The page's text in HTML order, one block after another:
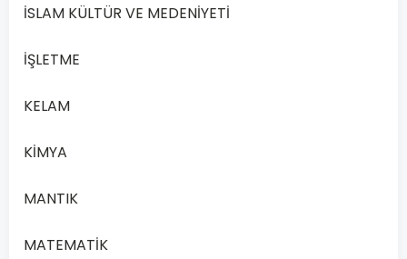
İSLAM KÜLTÜR VE MEDENİYETİ
İŞLETME
KELAM
KİMYA
MANTIK
MATEMATİK